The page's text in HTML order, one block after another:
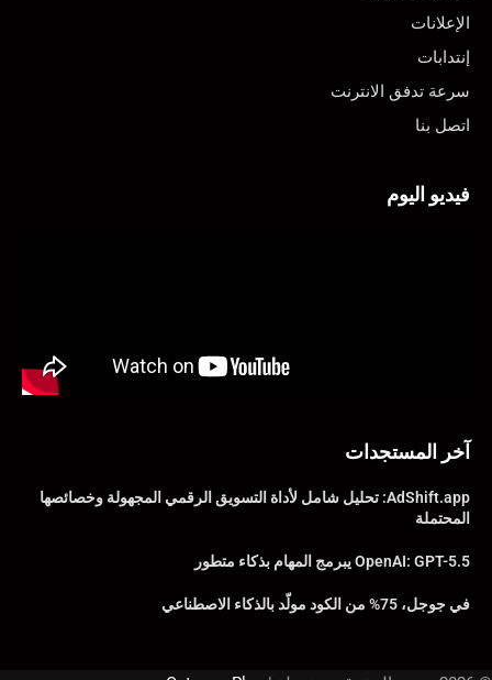
الإعلانات
إنتدابات
سرعة تدفق الانترنت
اتصل بنا
فيديو اليوم
آخر المستجدات
AdShift.app: تحليل شامل لأداة التسويق الرقمي المجهولة وخصائصها
المحتملة
OpenAI: GPT-5.5 يبرمج المهام بذكاء متطور
في جوجل، 75% من الكود مولّد بالذكاء الاصطناعي